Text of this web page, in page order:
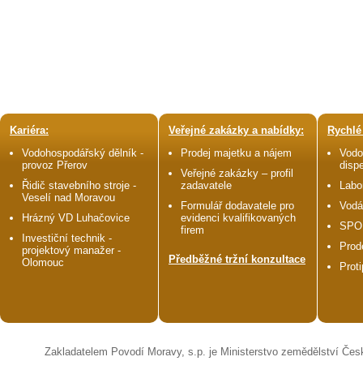
Kariéra:
Vodohospodářský dělník -
provoz Přerov
Řidič stavebního stroje -
Veselí nad Moravou
Hrázný VD Luhačovice
Investiční technik -
projektový manažer -
Olomouc
Veřejné zakázky a nabídky:
Prodej majetku a nájem
Veřejné zakázky – profil
zadavatele
Formulář dodavatele pro
evidenci kvalifikovaných
firem
Předběžné tržní konzultace
Zakladatelem Povodí Moravy, s.p. je Ministerstvo zemědělství